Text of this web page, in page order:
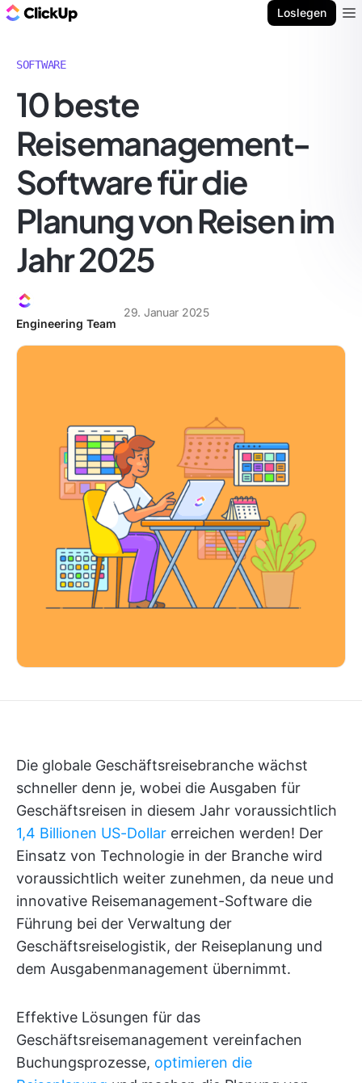
Loslegen
SOFTWARE
10 beste
Reisemanagement-
Software für die
Planung von Reisen im
Jahr 2025
Engineering Team
29. Januar 2025
Die globale Geschäftsreisebranche wächst
schneller denn je, wobei die Ausgaben für
Geschäftsreisen in diesem Jahr voraussichtlich
1,4 Billionen US-Dollar erreichen werden! Der
Einsatz von Technologie in der Branche wird
voraussichtlich weiter zunehmen, da neue und
innovative Reisemanagement-Software die
Führung bei der Verwaltung der
Geschäftsreiselogistik, der Reiseplanung und
dem Ausgabenmanagement übernimmt.
Effektive Lösungen für das
Geschäftsreisemanagement vereinfachen
Buchungsprozesse, optimieren die